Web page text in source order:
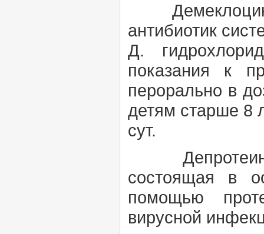
антибиотик
Д.
показания к
перорально в
детям старше 8
сут.
состоящая в
помощью
вирусной